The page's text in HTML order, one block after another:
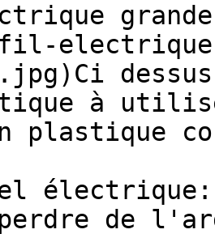
à
plastique
de